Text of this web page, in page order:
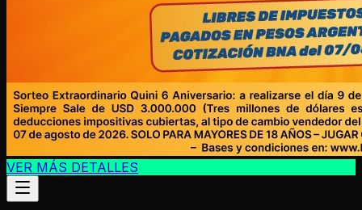
VER MÁS DETALLES